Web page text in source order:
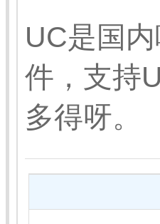
UC是国
件，支持
多得呀。